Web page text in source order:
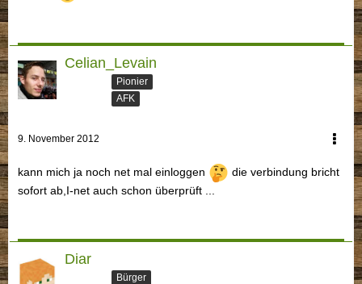
Celian_Levain
Pionier
AFK
9. November 2012
kann mich ja noch net mal einloggen
die verbindung bricht
sofort ab,I-net auch schon überprüft ...
Diar
Bürger